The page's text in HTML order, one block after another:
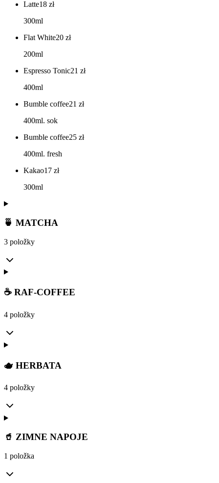
Latte18 zł
300ml
Flat White20 zł
200ml
Espresso Tonic21 zł
400ml
Bumble coffee21 zł
400ml. sok
Bumble coffee25 zł
400ml. fresh
Kakao17 zł
300ml
🍵 MATCHA
3 položky
☕ RAF-COFFEE
4 položky
🫖 HERBATA
4 položky
🥤 ZIMNE NAPOJE
1 položka